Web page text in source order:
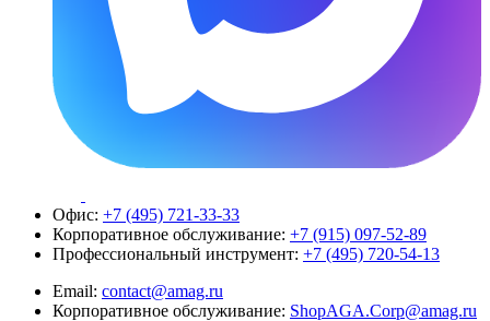
Офис: +7 (495) 721-33-33
Корпоративное обслуживание: +7 (915) 097-52-89
Профессиональный инструмент: +7 (495) 720-54-13
Email: contact@amag.ru
Корпоративное обслуживание: ShopAGA.Corp@amag.ru